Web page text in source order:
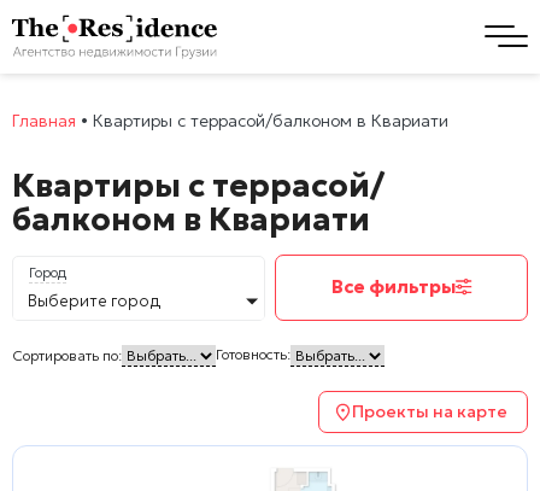
Главная • Квартиры с террасой/балконом в Квариати
Квартиры с террасой/
балконом в Квариати
Город
Выберите город
Все фильтры
Сортировать по: Готовность:
Проекты на карте